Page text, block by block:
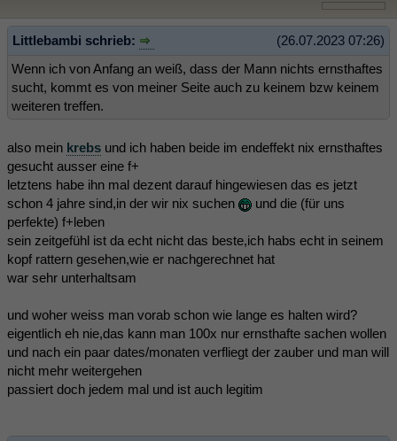
(26.07.2023 07:26)
Littlebambi schrieb:
Wenn ich von Anfang an weiß, dass der Mann nichts ernsthaftes
sucht, kommt es von meiner Seite auch zu keinem bzw keinem
weiteren treffen.
also mein krebs und ich haben beide im endeffekt nix ernsthaftes
gesucht ausser eine f+
letztens habe ihn mal dezent darauf hingewiesen das es jetzt
schon 4 jahre sind,in der wir nix suchen
und die (für uns
perfekte) f+leben
sein zeitgefühl ist da echt nicht das beste,ich habs echt in seinem
kopf rattern gesehen,wie er nachgerechnet hat
war sehr unterhaltsam
und woher weiss man vorab schon wie lange es halten wird?
eigentlich eh nie,das kann man 100x nur ernsthafte sachen wollen
und nach ein paar dates/monaten verfliegt der zauber und man will
nicht mehr weitergehen
passiert doch jedem mal und ist auch legitim